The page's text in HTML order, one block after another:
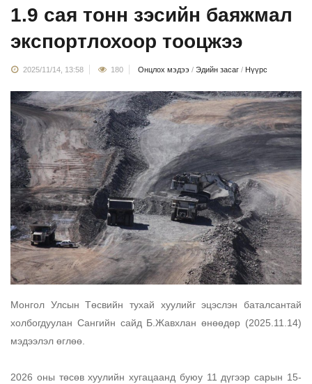
1.9 сая тонн зэсийн баяжмал
экспортлохоор тооцжээ
2025/11/14, 13:58 180 Онцлох мэдээ / Эдийн засаг / Нүүрс
Монгол Улсын Төсвийн тухай хуулийг эцэслэн баталсантай
холбогдуулан Сангийн сайд Б.Жавхлан өнөөдөр (2025.11.14)
мэдээлэл өглөө.
2026 оны төсөв хуулийн хугацаанд буюу 11 дүгээр сарын 15-